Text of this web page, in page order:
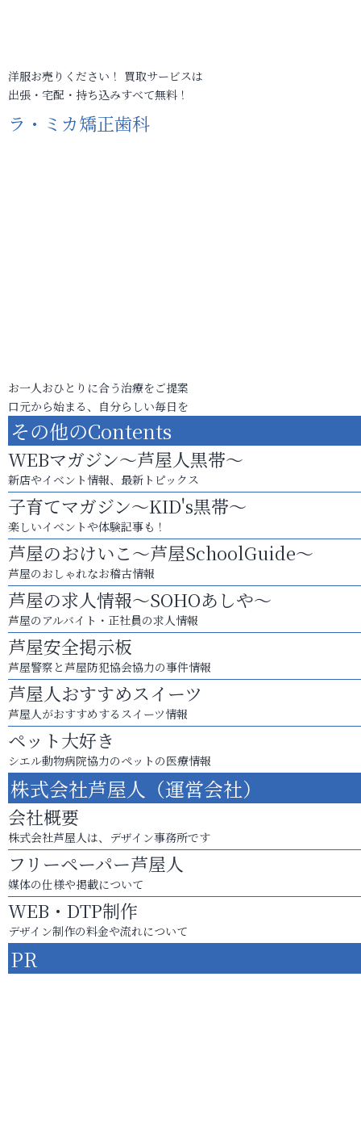
洋服お売りください！ 買取サービスは
出張・宅配・持ち込みすべて無料！
ラ・ミカ矯正歯科
お一人おひとりに合う治療をご提案
口元から始まる、自分らしい毎日を
その他のContents
WEBマガジン～芦屋人黒帯～
新店やイベント情報、最新トピックス
子育てマガジン～KID's黒帯～
楽しいイベントや体験記事も！
芦屋のおけいこ～芦屋SchoolGuide～
芦屋のおしゃれなお稽古情報
芦屋の求人情報～SOHOあしや～
芦屋のアルバイト・正社員の求人情報
芦屋安全掲示板
芦屋警察と芦屋防犯協会協力の事件情報
芦屋人おすすめスイーツ
芦屋人がおすすめするスイーツ情報
ペット大好き
シエル動物病院協力のペットの医療情報
株式会社芦屋人（運営会社）
会社概要
株式会社芦屋人は、デザイン事務所です
フリーペーパー芦屋人
媒体の仕様や掲載について
WEB・DTP制作
デザイン制作の料金や流れについて
PR